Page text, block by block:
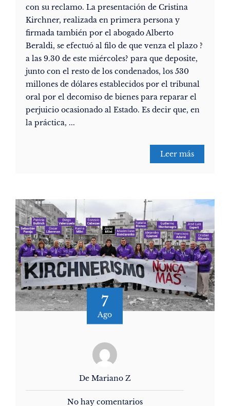
con su reclamo. La presentación de Cristina
Kirchner, realizada en primera persona y
firmada también por el abogado Alberto
Beraldi, se efectuó al filo de que venza el plazo ?
a las 9.30 de este miércoles? para que deposite,
junto con el resto de los condenados, los 530
millones de dólares establecidos por el tribunal
oral por el decomiso de bienes para reparar el
perjuicio ocasionado al Estado. Es decir que, en
la práctica, ...
Leer más
7
Ago
De Mariano Z
No hay comentarios